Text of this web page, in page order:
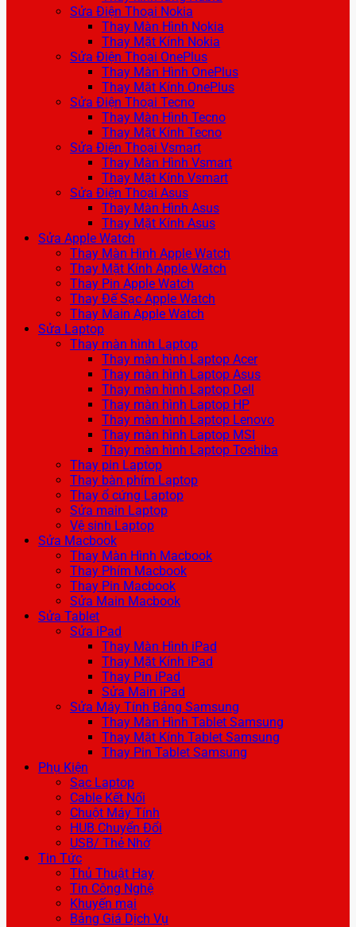
Sửa Điện Thoại Nokia
Thay Màn Hình Nokia
Thay Mặt Kính Nokia
Sửa Điện Thoại OnePlus
Thay Màn Hình OnePlus
Thay Mặt Kính OnePlus
Sửa Điện Thoại Tecno
Thay Màn Hình Tecno
Thay Mặt Kính Tecno
Sửa Điện Thoại Vsmart
Thay Màn Hình Vsmart
Thay Mặt Kính Vsmart
Sửa Điện Thoại Asus
Thay Màn Hình Asus
Thay Mặt Kính Asus
Sửa Apple Watch
Thay Màn Hình Apple Watch
Thay Mặt Kính Apple Watch
Thay Pin Apple Watch
Thay Đế Sạc Apple Watch
Thay Main Apple Watch
Sửa Laptop
Thay màn hình Laptop
Thay màn hình Laptop Acer
Thay màn hình Laptop Asus
Thay màn hình Laptop Dell
Thay màn hình Laptop HP
Thay màn hình Laptop Lenovo
Thay màn hình Laptop MSI
Thay màn hình Laptop Toshiba
Thay pin Laptop
Thay bàn phím Laptop
Thay ổ cứng Laptop
Sửa main Laptop
Vệ sinh Laptop
Sửa Macbook
Thay Màn Hình Macbook
Thay Phím Macbook
Thay Pin Macbook
Sửa Main Macbook
Sửa Tablet
Sửa iPad
Thay Màn Hình iPad
Thay Mặt Kính iPad
Thay Pin iPad
Sửa Main iPad
Sửa Máy Tính Bảng Samsung
Thay Màn Hình Tablet Samsung
Thay Mặt Kính Tablet Samsung
Thay Pin Tablet Samsung
Phụ Kiện
Sạc Laptop
Cable Kết Nối
Chuột Máy Tính
HUB Chuyển Đổi
USB/ Thẻ Nhớ
Tin Tức
Thủ Thuật Hay
Tin Công Nghệ
Khuyến mại
Bảng Giá Dịch Vụ